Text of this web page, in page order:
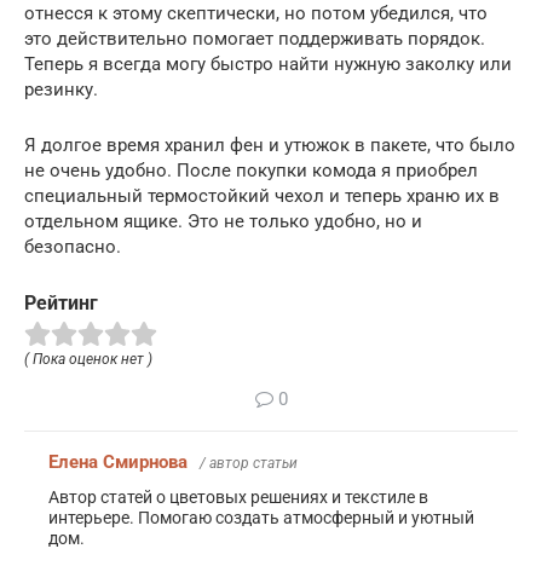
отнесся к этому скептически, но потом убедился, что
это действительно помогает поддерживать порядок.
Теперь я всегда могу быстро найти нужную заколку или
резинку.
Я долгое время хранил фен и утюжок в пакете, что было
не очень удобно. После покупки комода я приобрел
специальный термостойкий чехол и теперь храню их в
отдельном ящике. Это не только удобно, но и
безопасно.
Рейтинг
( Пока оценок нет )
0
Елена Смирнова / автор статьи
Автор статей о цветовых решениях и текстиле в
интерьере. Помогаю создать атмосферный и уютный
дом.